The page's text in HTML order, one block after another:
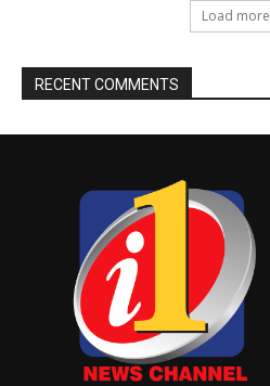
Load more
RECENT COMMENTS